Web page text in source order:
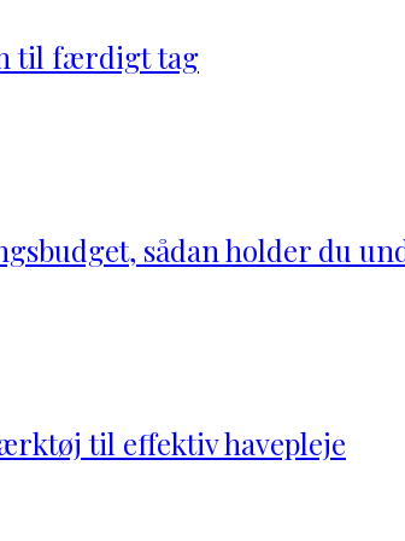
til færdigt tag
sådan holder du
til effektiv havepleje